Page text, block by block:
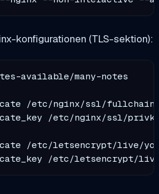
konfigurationen (TLS-sektion):
available/many-notes
/etc/nginx/ssl/
/etc/nginx/ssl/
/etc/letsencrypt/live/